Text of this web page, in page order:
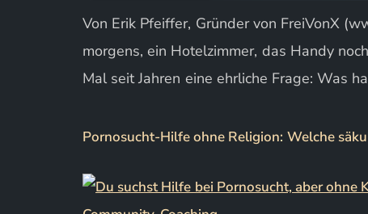
Von Erik Pfeiffer, Gründer von FreiVonX
morgens, ein Hotelzimmer, das Handy
Mal seit Jahren eine ehrliche Frage: Was
Pornosucht-Hilfe ohne Religion: Welche